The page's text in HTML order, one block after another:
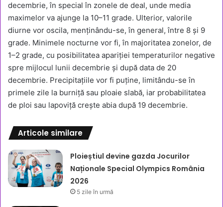
decembrie, în special în zonele de deal, unde media
maximelor va ajunge la 10–11 grade. Ulterior, valorile
diurne vor oscila, menținându-se, în general, între 8 și 9
grade. Minimele nocturne vor fi, în majoritatea zonelor, de
1–2 grade, cu posibilitatea apariției temperaturilor negative
spre mijlocul lunii decembrie și după data de 20
decembrie. Precipitațiile vor fi puține, limitându-se în
primele zile la burniță sau ploaie slabă, iar probabilitatea
de ploi sau lapoviță crește abia după 19 decembrie.
Articole similare
Ploieștiul devine gazda Jocurilor
Naționale Special Olympics România
2026
5 zile în urmă